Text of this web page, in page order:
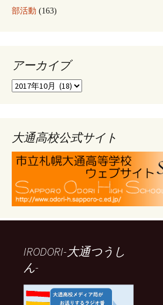
部活動 (163)
アーカイブ
ア
ブ
大通高校公式サイト
IRODORI-大通つうし
ん-